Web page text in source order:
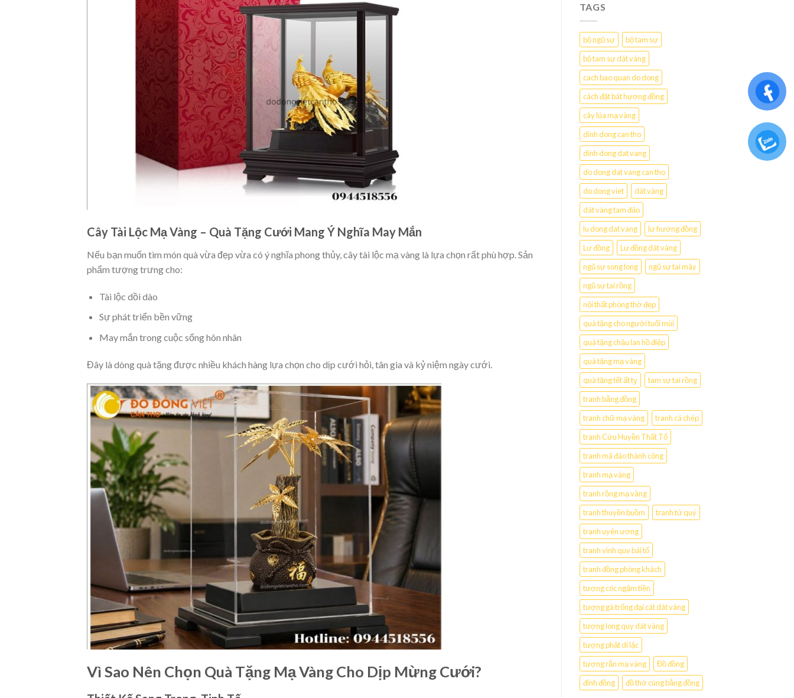
Cây Tài Lộc Mạ Vàng – Quà Tặng Cưới Mang Ý Nghĩa May Mắn
Nếu bạn muốn tìm món quà vừa đẹp vừa có ý nghĩa phong thủy, cây tài lộc mạ vàng là lựa chọn rất phù hợp. Sản
phẩm tượng trưng cho:
Tài lộc dồi dào
Sự phát triển bền vững
May mắn trong cuộc sống hôn nhân
Đây là dòng quà tặng được nhiều khách hàng lựa chọn cho dịp cưới hỏi, tân gia và kỷ niệm ngày cưới.
Vì Sao Nên Chọn Quà Tặng Mạ Vàng Cho Dịp Mừng Cưới?
TAGS
bộ ngũ sự
bộ tam sự
bộ tam sự dát vàng
cach bao quan do dong
cách đặt bát hương đồng
cây lúa mạ vàng
dinh dong can tho
dinh dong dat vang
do dong dat vang can tho
do dong viet
dát vàng
dát vàng tam đảo
lu dong dat vang
lư hương đồng
Lư đồng
Lư đồng dát vàng
ngũ sự song long
ngũ sự tai mây
ngũ sự tai rồng
nội thất phòng thờ đẹp
quà tặng cho người tuổi mùi
quà tặng chậu lan hồ điệp
quà tặng mạ vàng
quà tặng tết ất tỵ
tam sự tai rồng
tranh bằng đồng
tranh chữ mạ vàng
tranh cá chép
tranh Cửu Huyền Thất Tổ
tranh mã đáo thành công
tranh mạ vàng
tranh rồng mạ vàng
tranh thuyền buồm
tranh tứ quý
tranh uyên ương
tranh vinh quy bái tổ
tranh đồng phòng khách
tượng cóc ngậm tiền
tượng gà trống đại cát dát vàng
tượng long quy dát vàng
tượng phật di lặc
tượng rắn mạ vàng
Đồ đồng
đỉnh đồng
đồ thờ cúng bằng đồng